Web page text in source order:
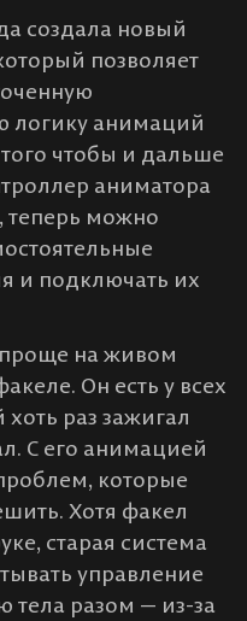
создала новый
позволяет
логику анимаций
чтобы и дальше
аниматора
можно
и подключать их
на живом
Он есть у всех
раз зажигал
С его анимацией
которые
Хотя факел
старая система
управление
тела разом — из-за